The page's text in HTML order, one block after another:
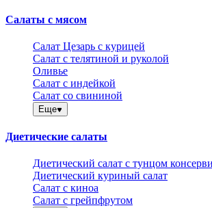
Салаты с мясом
Салат Цезарь с курицей
Салат с телятиной и руколой
Оливье
Салат с индейкой
Салат со свининой
Еще
Диетические салаты
Диетический салат с тунцом
Диетический куриный салат
Салат с киноа
Салат с грейпфрутом